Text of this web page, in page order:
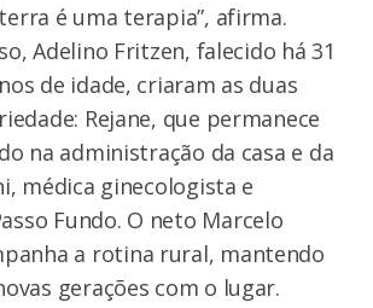
é uma terapia”, afirma.
Adelino Fritzen, falecido há 31
de idade, criaram as duas
Rejane, que permanece
na administração da casa e da
médica ginecologista e
Fundo. O neto Marcelo
a rotina rural, mantendo
gerações com o lugar.